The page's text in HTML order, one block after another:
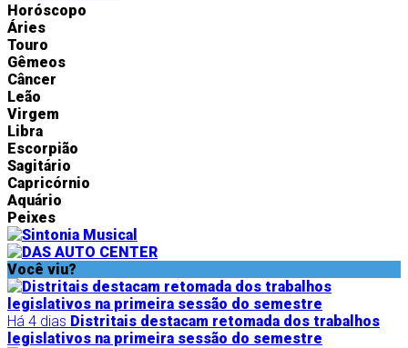
Horóscopo
Áries
Touro
Gêmeos
Câncer
Leão
Virgem
Libra
Escorpião
Sagitário
Capricórnio
Aquário
Peixes
Você viu?
Há 4 dias Distritais destacam retomada dos trabalhos
legislativos na primeira sessão do semestre